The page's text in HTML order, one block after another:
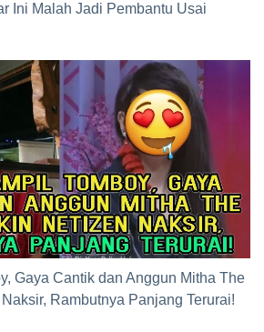
Ini Malah Jadi Pembantu Usai
Gaya Cantik dan Anggun Mitha The
Rambutnya Panjang Terurai!